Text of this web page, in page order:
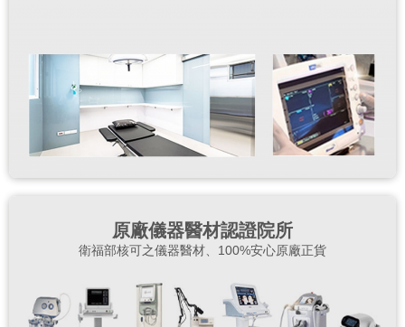
原廠儀器醫材認證院所
衛福部核可之儀器醫材、100%安心原廠正貨